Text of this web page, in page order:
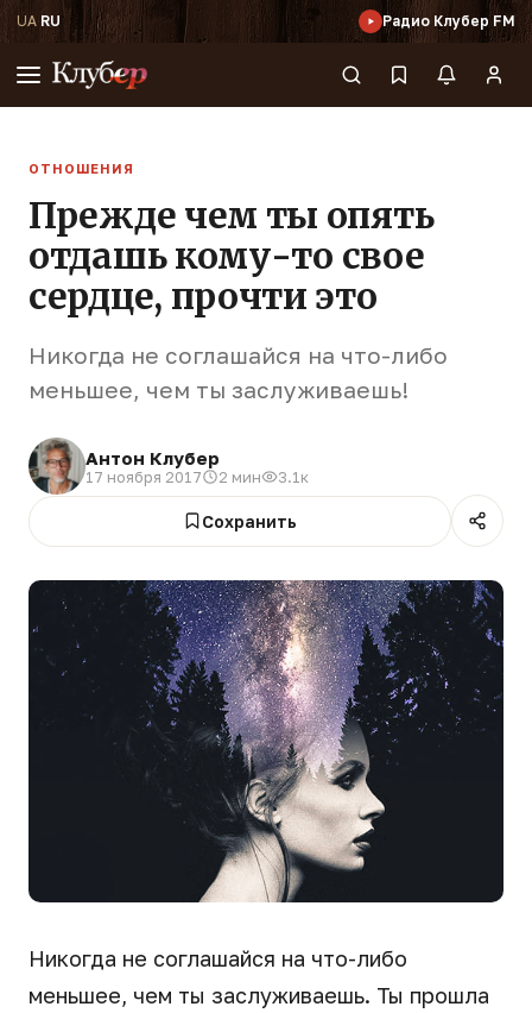
UA·RU Радио Клубер FM
ОТНОШЕНИЯ
Прежде чем ты опять
отдашь кому-то свое
сердце, прочти это
Никогда не соглашайся на что-либо
меньшее, чем ты заслуживаешь!
Антон Клубер
17 ноября 2017 2 мин 3.1к
Сохранить
Никогда не соглашайся на что-либо
меньшее, чем ты заслуживаешь. Ты прошла